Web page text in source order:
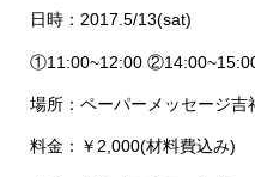
日時：2017.5/13(sat)
①11:00~12:00
場所：ペーパーメッセージ吉
料金：￥2,000(材料費込み)